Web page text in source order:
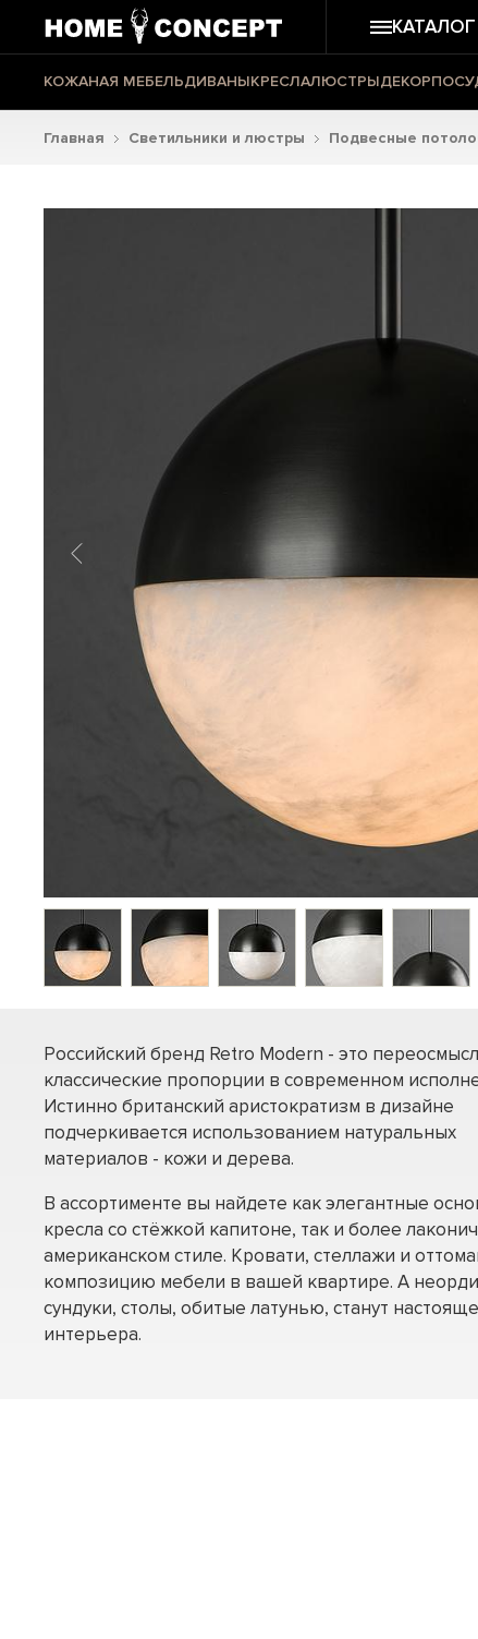
КАТАЛОГ
КОЖАНАЯ МЕБЕЛЬДИВАНЫКРЕСЛАЛЮСТРЫДЕКОР
Главная Светильники и люстры Подвесные
Российский бренд Retro Modern - это
классические пропорции в современном
Истинно британский аристократизм в дизайне
подчеркивается использованием натуральных
материалов - кожи и дерева.
В ассортименте вы найдете как элегантные
кресла со стёжкой капитоне, так и более
американском стиле. Кровати, стеллажи и
композицию мебели в вашей квартире. А
сундуки, столы, обитые латунью, станут
интерьера.